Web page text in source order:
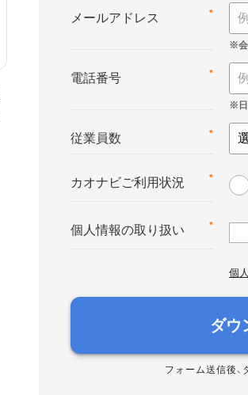
*
メールアドレス
*
電話番号
*
従業員数
*
カオナビご利用状況
*
個人情報の取り扱い
個
ダウ
フォーム送信後